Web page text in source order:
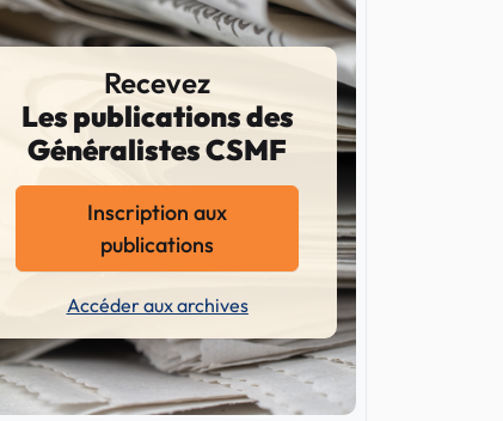
Recevez
Les publications des
Généralistes CSMF
Inscription aux
publications
Accéder aux archives